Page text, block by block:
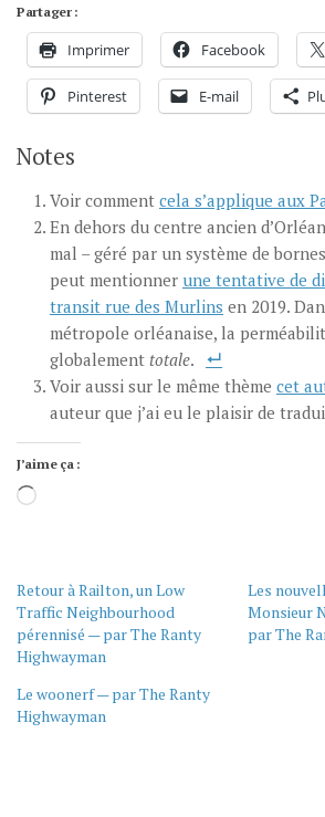
Partager :
Imprimer Facebook
Pinterest E-mail
Notes
Voir comment cela s’applique aux
En dehors du centre ancien
mal – géré par un système de
peut mentionner une tentative de
transit rue des Murlins en 2019.
métropole orléanaise, la
globalement totale.
Voir aussi sur le même thème cet
auteur que j’ai eu le plaisir de
J’aime ça :
Chargement…
Retour à Railton, un Low
Traffic Neighbourhood
pérennisé — par The Ranty
Highwayman
Les
Monsieur
par The
Le woonerf — par The Ranty
Highwayman